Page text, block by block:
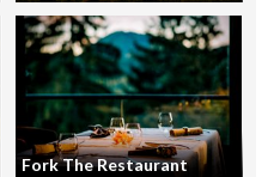
Fork The Restaurant